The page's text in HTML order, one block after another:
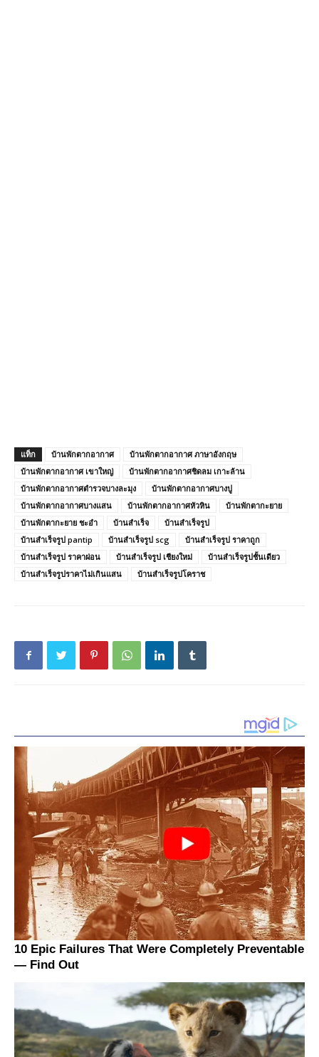
แท็ก บ้านพักตากอากาศ
บ้านพักตากอากาศ ภาษาอังกฤษ
บ้านพักตากอากาศ เขาใหญ่
บ้านพักตากอากาศชิดลม เกาะล้าน
บ้านพักตากอากาศตํารวจบางละมุง
บ้านพักตากอากาศบางปู
บ้านพักตากอากาศบางแสน
บ้านพักตากอากาศหัวหิน
บ้านพักตากะยาย
บ้านพักตากะยาย ชะอํา
บ้านสําเร็จ
บ้านสําเร็จรูป
บ้านสําเร็จรูป pantip
บ้านสําเร็จรูป scg
บ้านสําเร็จรูป ราคาถูก
บ้านสําเร็จรูป ราคาผ่อน
บ้านสําเร็จรูป เชียงใหม่
บ้านสําเร็จรูปชั้นเดียว
บ้านสําเร็จรูปราคาไม่เกินแสน
บ้านสําเร็จรูปโคราช